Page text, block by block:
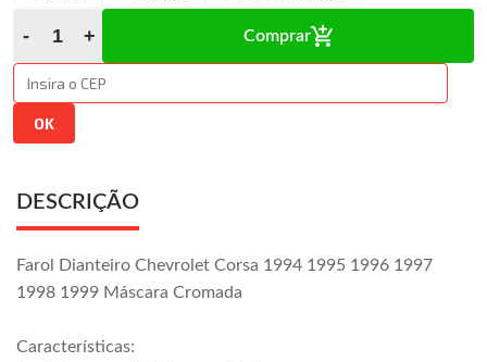
Comprar
DESCRIÇÃO
Farol Dianteiro Chevrolet Corsa 1994 1995 1996 1997
1998 1999 Máscara Cromada
Características: